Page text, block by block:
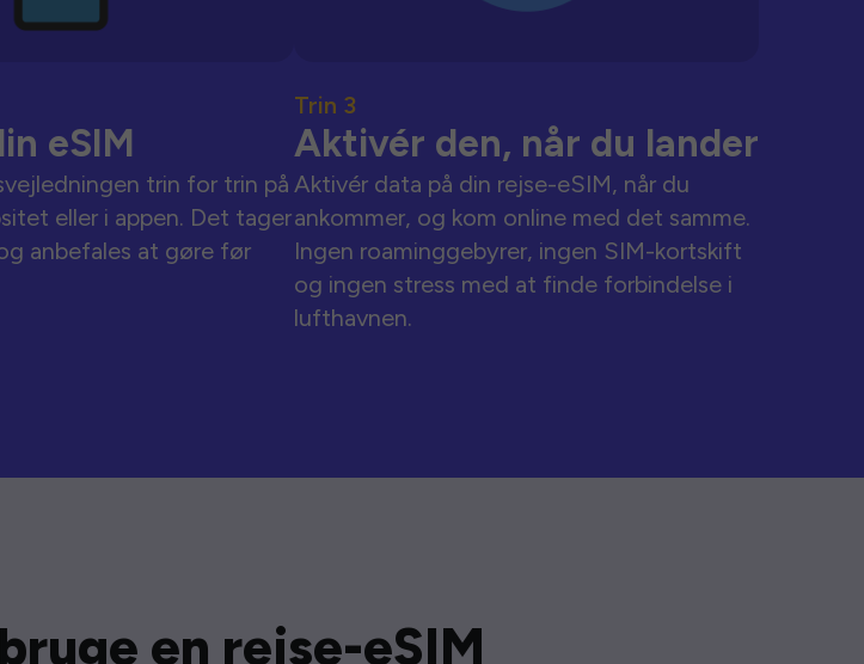
eSIM
trin for trin på
eller i appen. Det tager
anbefales at gøre før
Trin 3
Aktivér den, når du lander
Aktivér data på din rejse-eSIM, når du
ankommer, og kom online med det samme.
Ingen roaminggebyrer, ingen SIM-kortskift
og ingen stress med at finde forbindelse i
lufthavnen.
en rejse-eSIM